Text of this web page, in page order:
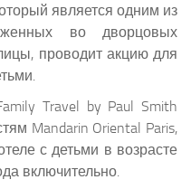
является одним из
во дворцовых
проводит акцию для
Travel by Paul Smith
Mandarin Oriental Paris,
с детьми в возрасте
включительно.